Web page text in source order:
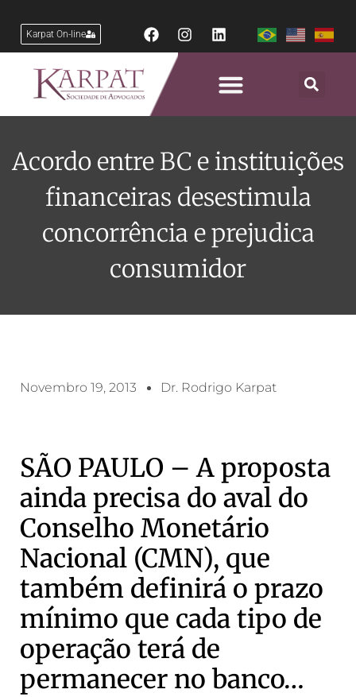
Karpat On-line
Acordo entre BC e instituições
financeiras desestimula
concorrência e prejudica
consumidor
Novembro 19, 2013 Dr. Rodrigo Karpat
SÃO PAULO – A proposta
ainda precisa do aval do
Conselho Monetário
Nacional (CMN), que
também definirá o prazo
mínimo que cada tipo de
operação terá de
permanecer no banco…